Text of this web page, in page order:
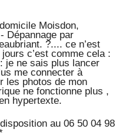
Moisdon,
Dépannage par
?.... ce n’est
c’est comme cela :
je ne sais plus lancer
me connecter à
les photos de mon
ne fonctionne plus ,
hypertexte.
au 06 50 04 98